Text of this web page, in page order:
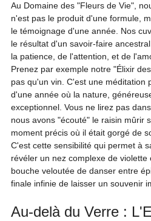
Au Domaine des "Fleurs de Vie",
n'est pas le produit d'une formule,
le témoignage d'une année. Nos
le résultat d'un savoir-faire
la patience, de l'attention, et de
Prenez par exemple notre "Élixir
pas qu'un vin. C'est une méditation
d'une année où la nature,
exceptionnel. Vous ne lirez pas
nous avons "écouté" le raisin mûrir
moment précis où il était gorgé de
C'est cette sensibilité qui permet à
révéler un nez complexe de
bouche veloutée de danser entre
finale infinie de laisser un souvenir
Au-delà du Verre :